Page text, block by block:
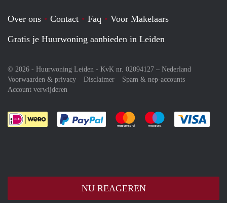
NU REAGEREN
Over ons Contact Faq
Voor Makelaars
Gratis je Huurwoning aanbieden in Leiden
© 2026 - Huurwoning Leiden - KvK nr. 02094127 – Nederland
Voorwaarden & privacy
Disclaimer
Spam & nep-accounts
Account verwijderen
Je rekent gemakkelijk af met Paypal
Je rekent gemakkelijk af met
Je rekent